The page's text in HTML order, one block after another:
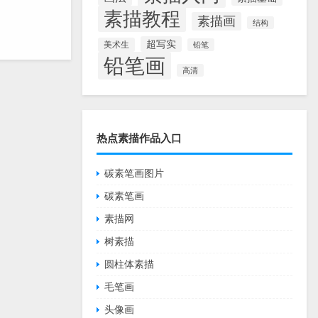
素描教程 素描画 结构
美术生 超写实 铅笔
铅笔画 高清
热点素描作品入口
碳素笔画图片
碳素笔画
素描网
树素描
圆柱体素描
毛笔画
头像画